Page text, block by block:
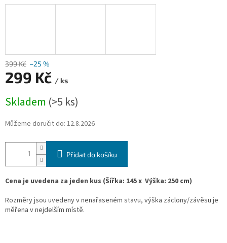
399 Kč –25 %
299 Kč / ks
cena:
Skladem (>5 ks)
Můžeme doručit do: 12.8.2026
Přidat do košíku
Cena je uvedena za jeden kus (Šířka: 145 x Výška: 250 cm)
Rozměry jsou uvedeny v nenařaseném stavu, výška záclony/závěsu je
měřena v nejdelším místě.